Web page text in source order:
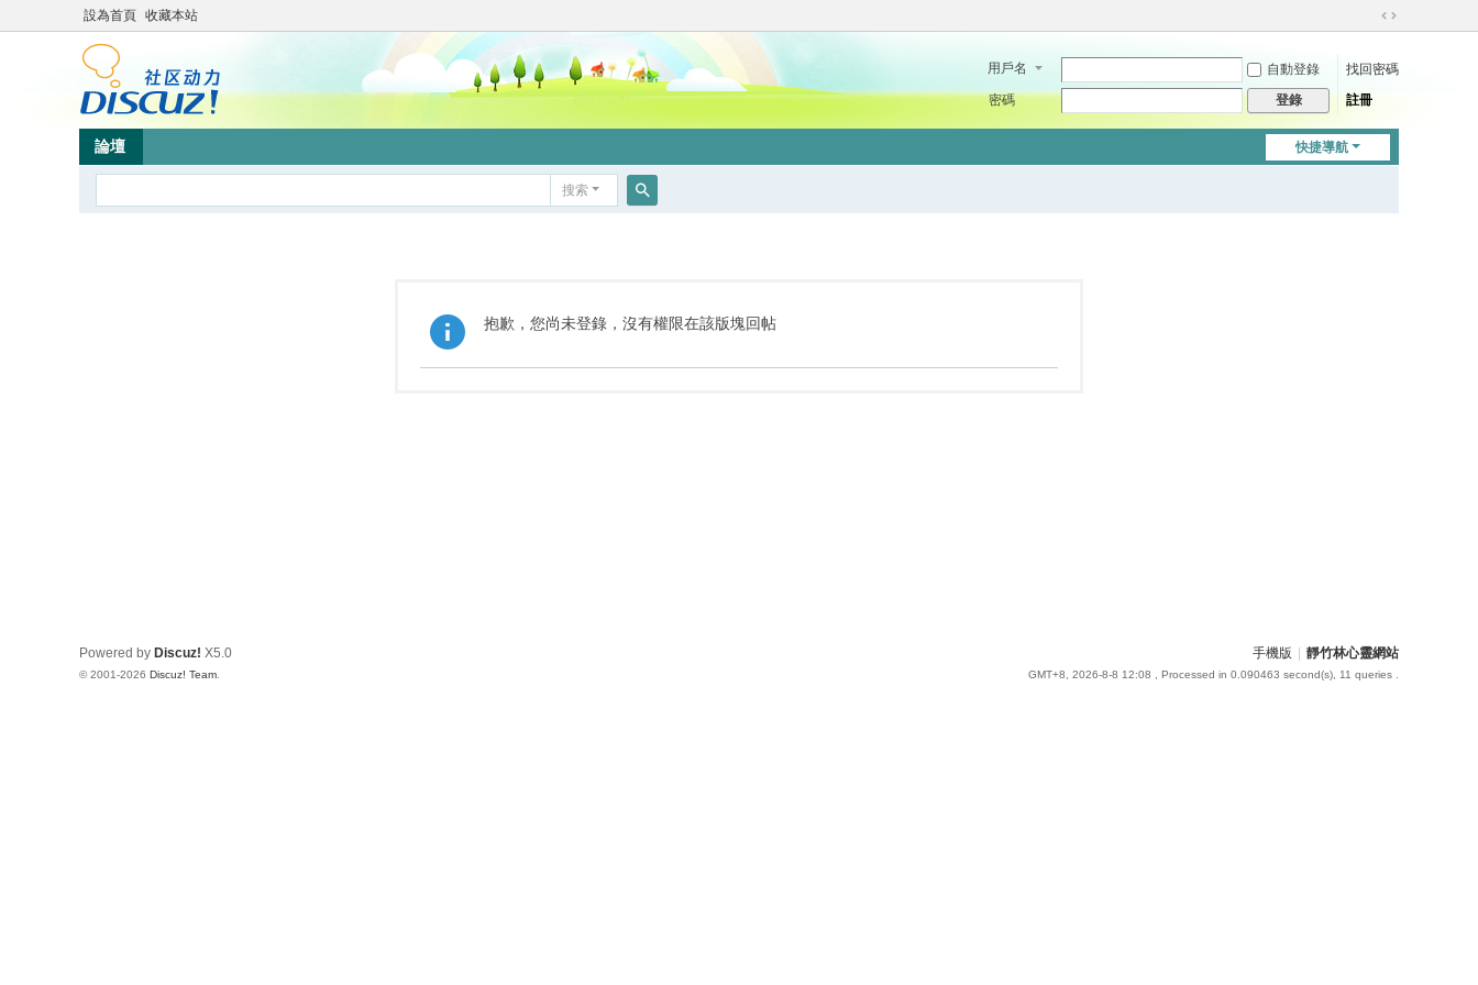
設為首頁 收藏本站
切
到
用戶名 自動登錄
找回密碼
密碼
登錄 註冊
快捷導航
論壇
搜索
抱歉，您尚未登錄，沒有權限在該版塊回帖
手機版 靜竹林心靈網站
GMT+8, 2026-8-8 12:08 , Processed in 0.090463 second(s), 11 queries .
Powered by Discuz! X5.0
© 2001-2026 Discuz! Team